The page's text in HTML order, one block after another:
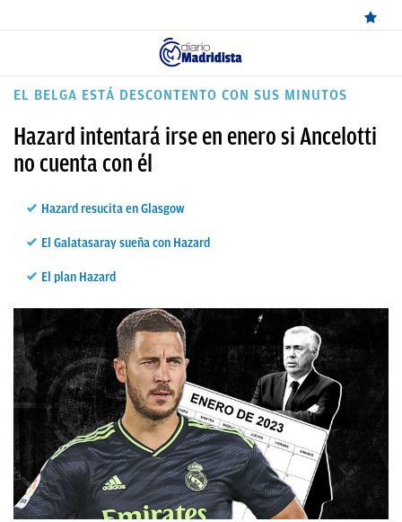
ÚLTIMAS
REAL
DIRECTO
FEMENINO
PAPARAZZI
OKDIARIO
EL BELGA ESTÁ DESCONTENTO CON SUS MINUTOS
Hazard intentará irse en enero si Ancelotti
no cuenta con él
Hazard resucita en Glasgow
El Galatasaray sueña con Hazard
El plan Hazard